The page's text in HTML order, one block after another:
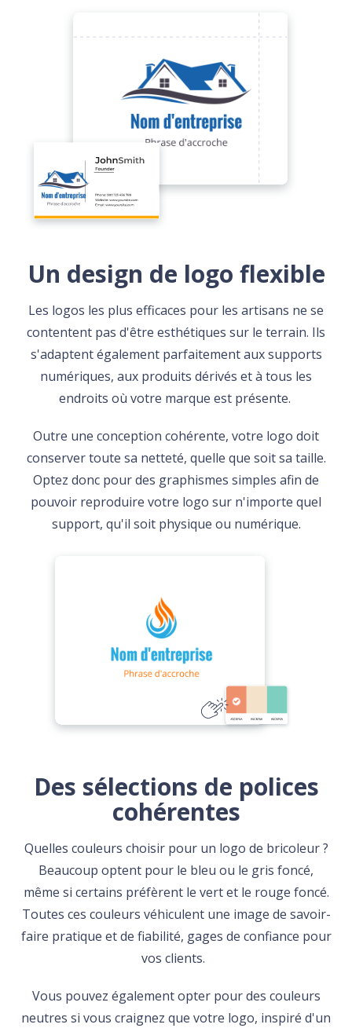
Un design de logo flexible
Les logos les plus efficaces pour les artisans ne se
contentent pas d'être esthétiques sur le terrain. Ils
s'adaptent également parfaitement aux supports
numériques, aux produits dérivés et à tous les
endroits où votre marque est présente.
Outre une conception cohérente, votre logo doit
conserver toute sa netteté, quelle que soit sa taille.
Optez donc pour des graphismes simples afin de
pouvoir reproduire votre logo sur n'importe quel
support, qu'il soit physique ou numérique.
Des sélections de polices
cohérentes
Quelles couleurs choisir pour un logo de bricoleur ?
Beaucoup optent pour le bleu ou le gris foncé,
même si certains préfèrent le vert et le rouge foncé.
Toutes ces couleurs véhiculent une image de savoir-
faire pratique et de fiabilité, gages de confiance pour
vos clients.
Vous pouvez également opter pour des couleurs
neutres si vous craignez que votre logo, inspiré d'un